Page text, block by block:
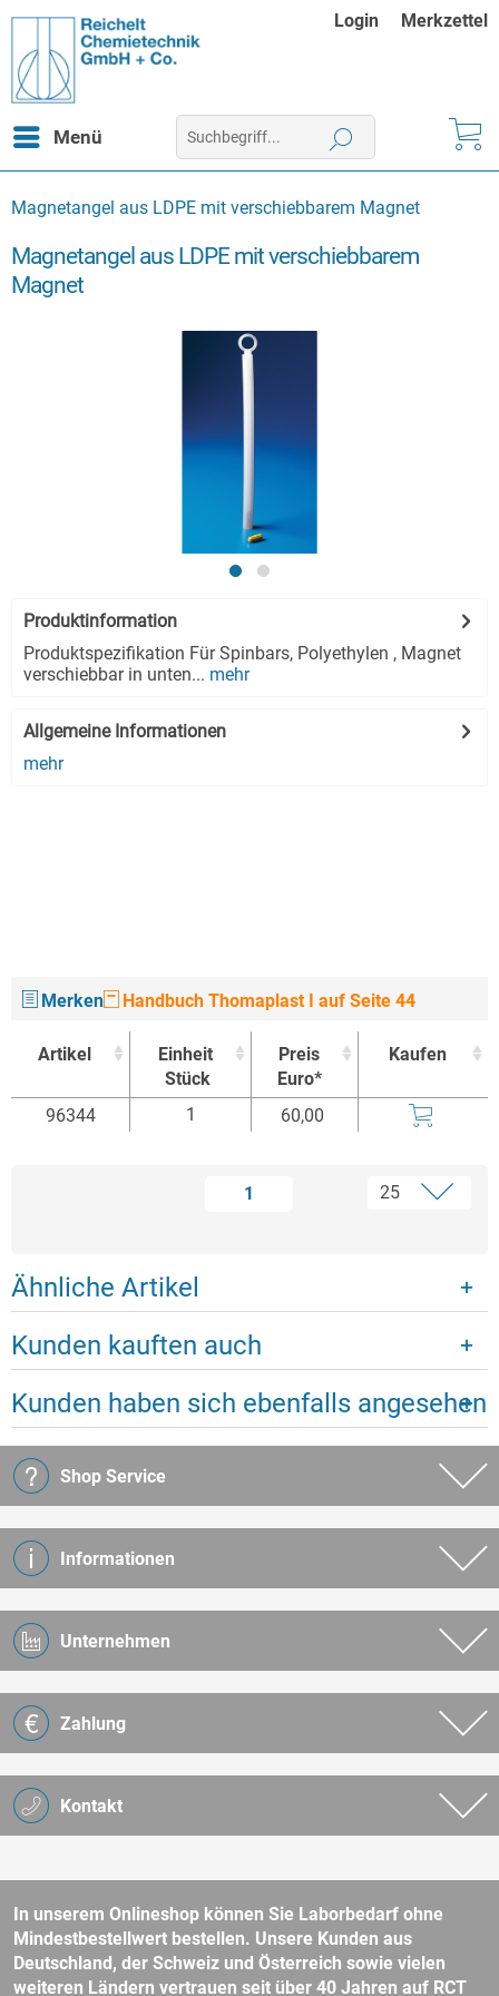
Login Merkzettel
Menü
Magnetangel aus LDPE mit verschiebbarem Magnet
Magnetangel aus LDPE mit verschiebbarem
Magnet
Produktinformation
Produktspezifikation Für Spinbars, Polyethylen , Magnet
verschiebbar in unten... mehr
Allgemeine Informationen
mehr
Merken Handbuch Thomaplast I auf Seite 44
Artikel
Einheit
Stück
Preis
Euro*
Kaufen
Artikel
Einheit
Preis
Kaufen
96344 1 60,00
1
Ähnliche Artikel
Kunden kauften auch
Kunden haben sich ebenfalls angesehen
Kontakt
Shop Service
Informationen
Unternehmen
Zahlung
In unserem Onlineshop können Sie Laborbedarf ohne
Mindestbestellwert bestellen. Unsere Kunden aus
Deutschland, der Schweiz und Österreich sowie vielen
weiteren Ländern vertrauen seit über 40 Jahren auf RCT